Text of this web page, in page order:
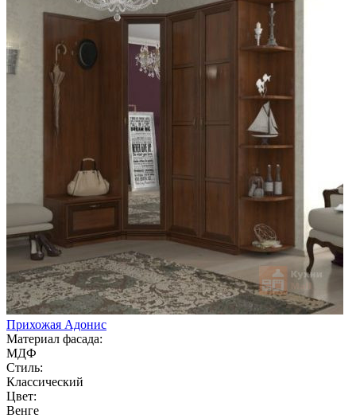
Прихожая Адонис
Материал фасада:
МДФ
Стиль:
Классический
Цвет:
Венге